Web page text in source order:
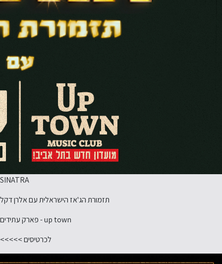
SINATRA
תזמורת הג'אז הישראלית עם אלרן דקל
up town - פארק עתידים
לכרטיסים >>>>>